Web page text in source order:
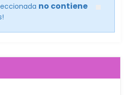
no contiene